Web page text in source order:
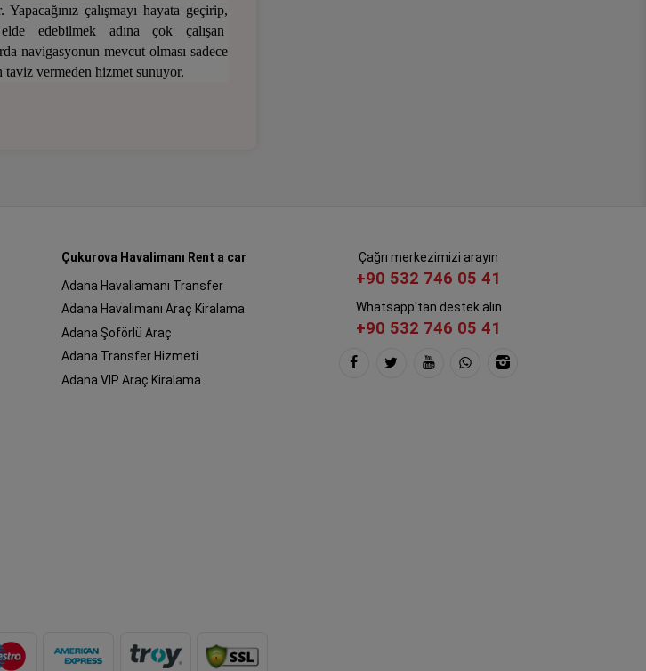
çalışmayı hayata geçirip,
edebilmek adına çok çalışan
navigasyonun mevcut olması sadece
vermeden hizmet sunuyor.
Çukurova Havalimanı Rent a car
Adana Havaliamanı Transfer
Adana Havalimanı Araç Kiralama
Adana Şoförlü Araç
Adana Transfer Hizmeti
Adana VIP Araç Kiralama
Çağrı merkezimizi arayın
+90 532 746 05 41
Whatsapp'tan destek alın
+90 532 746 05 41